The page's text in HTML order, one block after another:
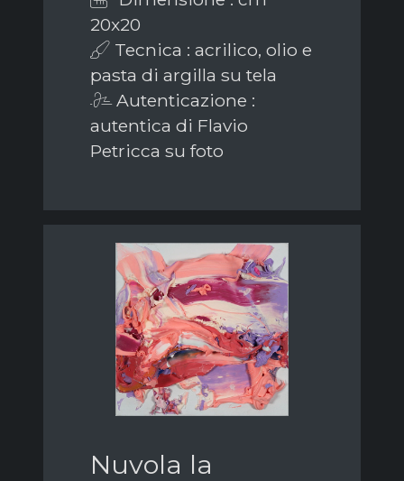
20x20
Tecnica : acrilico, olio e
pasta di argilla su tela
Autenticazione :
autentica di Flavio
Petricca su foto
Nuvola la